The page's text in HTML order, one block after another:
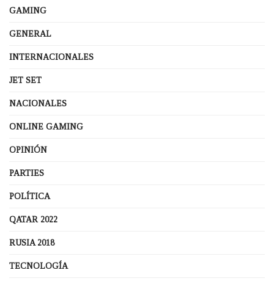
GAMING
GENERAL
INTERNACIONALES
JET SET
NACIONALES
ONLINE GAMING
OPINIÓN
PARTIES
POLÍTICA
QATAR 2022
RUSIA 2018
TECNOLOGÍA